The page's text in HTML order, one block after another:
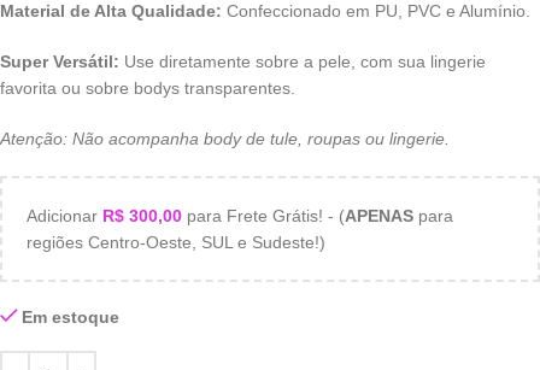
Material de Alta Qualidade: Confeccionado em PU, PVC e Alumínio.
Super Versátil: Use diretamente sobre a pele, com sua lingerie
favorita ou sobre bodys transparentes.
Atenção: Não acompanha body de tule, roupas ou lingerie.
Adicionar R$ 300,00 para Frete Grátis! - (APENAS para
regiões Centro-Oeste, SUL e Sudeste!)
Em estoque